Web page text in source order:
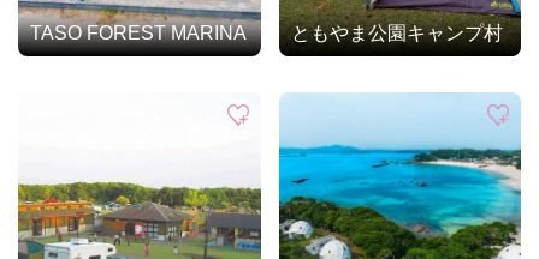
TASO FOREST MARINA ともやま公園キャンプ村